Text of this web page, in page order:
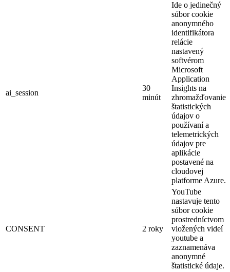
ai_session
30
minút
Ide o jedinečný
súbor cookie
anonymného
identifikátora
relácie
nastavený
softvérom
Microsoft
Application
Insights na
zhromažďovanie
štatistických
údajov o
používaní a
telemetrických
údajov pre
aplikácie
postavené na
cloudovej
platforme Azure.
CONSENT 2 roky
YouTube
nastavuje tento
súbor cookie
prostredníctvom
vložených videí
youtube a
zaznamenáva
anonymné
štatistické údaje.